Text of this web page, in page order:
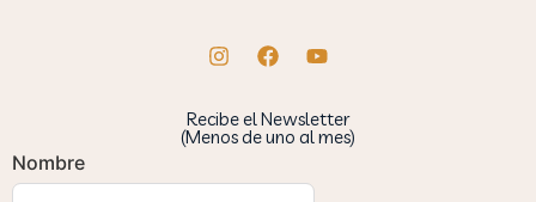
Recibe el Newsletter
(Menos de uno al mes)
Nombre